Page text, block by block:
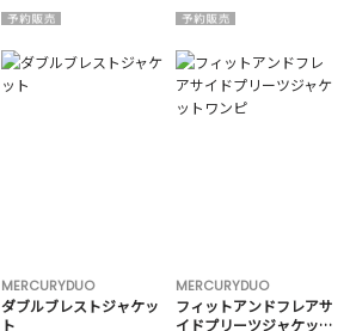
MERCURYDUO
ダブルブレストジャケッ
ト
MERCURYDUO
フィットアンドフレアサ
イドプリーツジャケット